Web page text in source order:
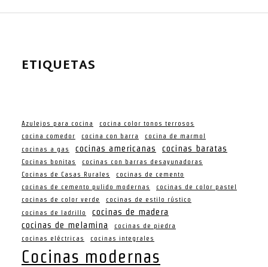
ETIQUETAS
Azulejos para cocina
cocina color tonos terrosos
cocina comedor
cocina con barra
cocina de marmol
cocinas a gas
cocinas americanas cocinas baratas
Cocinas bonitas
cocinas con barras desayunadoras
Cocinas de Casas Rurales
cocinas de cemento
cocinas de cemento pulido modernas
cocinas de color pastel
cocinas de color verde
cocinas de estilo rústico
cocinas de ladrillo
cocinas de madera
cocinas de melamina
cocinas de piedra
cocinas eléctricas
cocinas integrales
Cocinas modernas